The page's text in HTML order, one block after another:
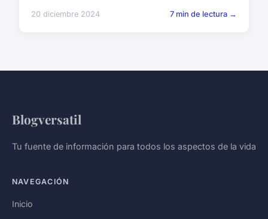
20 diciembre 2024 7 min de lectura →
Blogversatil
Tu fuente de información para todos los aspectos de la vida
NAVEGACIÓN
Inicio